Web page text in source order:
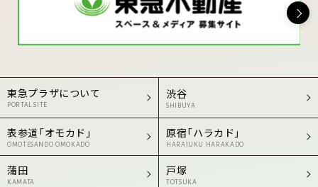
東急プラザについて
PORTAL SITE
渋谷
SHIBUYA
表参道「オモカド」
OMOTESANDO OMOKADO
原宿「ハラカド」
HARAJUKU HARAKADO
蒲田
KAMATA
戸塚
TOTSUKA